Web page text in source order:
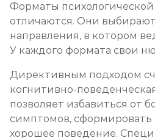
Форматы
отличаются. Они
направления, в котором
У каждого формата свои
Директивным подходом
когнитивно-
позволяет избавиться от
симптомов,
хорошее поведение.